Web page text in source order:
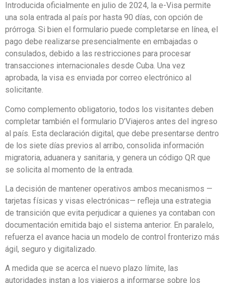
Introducida oficialmente en julio de 2024, la e-Visa permite
una sola entrada al país por hasta 90 días, con opción de
prórroga. Si bien el formulario puede completarse en línea, el
pago debe realizarse presencialmente en embajadas o
consulados, debido a las restricciones para procesar
transacciones internacionales desde Cuba. Una vez
aprobada, la visa es enviada por correo electrónico al
solicitante.
Como complemento obligatorio, todos los visitantes deben
completar también el formulario D’Viajeros antes del ingreso
al país. Esta declaración digital, que debe presentarse dentro
de los siete días previos al arribo, consolida información
migratoria, aduanera y sanitaria, y genera un código QR que
se solicita al momento de la entrada.
La decisión de mantener operativos ambos mecanismos —
tarjetas físicas y visas electrónicas— refleja una estrategia
de transición que evita perjudicar a quienes ya contaban con
documentación emitida bajo el sistema anterior. En paralelo,
refuerza el avance hacia un modelo de control fronterizo más
ágil, seguro y digitalizado.
A medida que se acerca el nuevo plazo límite, las
autoridades instan a los viajeros a informarse sobre los